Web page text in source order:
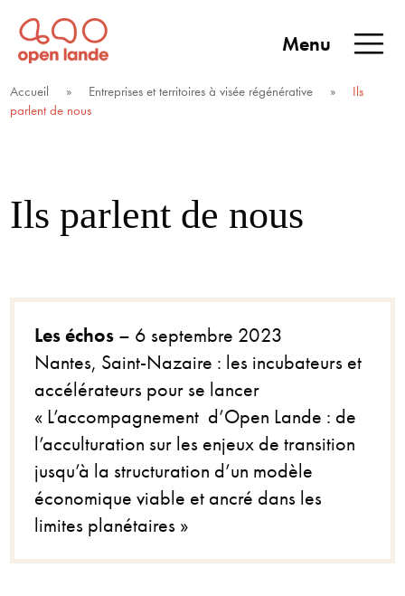
Aller
directement
au
contenu
TERRITOIRES
Open Lande
Entreprises & territoires
Menu
Accueil » Entreprises et territoires à visée régénérative »
Ils
parlent de nous
Ils parlent de nous
Les échos – 6 septembre 2023
Nantes, Saint-Nazaire : les incubateurs et
accélérateurs pour se lancer
« L’accompagnement d’Open Lande : de
l’acculturation sur les enjeux de transition
jusqu’à la structuration d’un modèle
économique viable et ancré dans les
limites planétaires »